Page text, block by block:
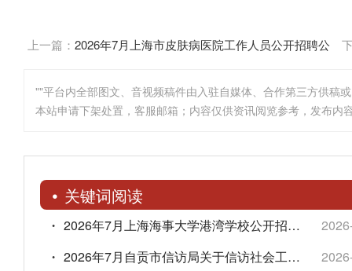
上一篇： 2026年7月上海市皮肤病医院工作人员公开招聘公
""平台内全部图文、音视频稿件由入驻自媒体、合作第三方供稿
本站申请下架处置，客服邮箱；内容仅供资讯阅览参考，发布
关键词阅读
2026年7月上海海事大学港湾学校公开招聘中等职业教育专任教师公告
2026年7月自贡市信访局关于信访社会工作服务岗位招募的公告